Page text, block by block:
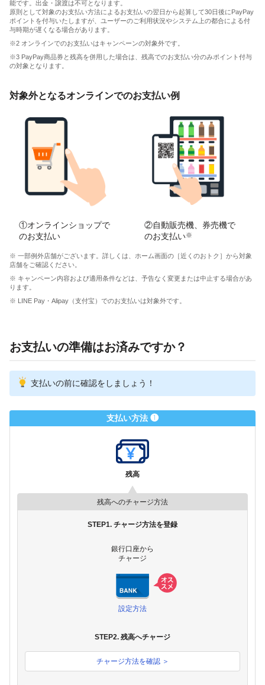
能です。出金・譲渡は不可となります。
原則として対象のお支払い方法によるお支払いの翌日から起算して30日後にPayPay
ポイントを付与いたしますが、ユーザーのご利用状況やシステム上の都合による付
与時期が遅くなる場合があります。
※2 オンラインでのお支払いはキャンペーンの対象外です。
※3 PayPay商品券と残高を併用した場合は、残高でのお支払い分のみポイント付与
の対象となります。
対象外となるオンラインでのお支払い例
①オンラインショップで
のお支払い
②自動販売機、券売機で
のお支払い※
※ 一部例外店舗がございます。詳しくは、ホーム画面の［近くのおトク］から対象
店舗をご確認ください。
※ キャンペーン内容および適用条件などは、予告なく変更または中止する場合があ
ります。
※ LINE Pay・Alipay（支付宝）でのお支払いは対象外です。
お支払いの準備はお済みですか？
支払いの前に確認をしましょう！
支払い方法 ❶
残高
残高へのチャージ方法
STEP1. チャージ方法を登録
銀行口座から
チャージ
設定方法
STEP2. 残高へチャージ
チャージ方法を確認 ＞